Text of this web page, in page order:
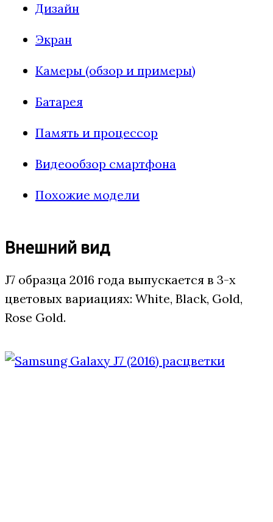
Дизайн
Экран
Камеры (обзор и примеры)
Батарея
Память и процессор
Видеообзор смартфона
Похожие модели
Внешний вид
J7 образца 2016 года выпускается в 3-х
цветовых вариациях: White, Black, Gold,
Rose Gold.